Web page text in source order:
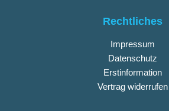
Rechtliches
Impressum
Datenschutz
Erstinformation
Vertrag widerrufen